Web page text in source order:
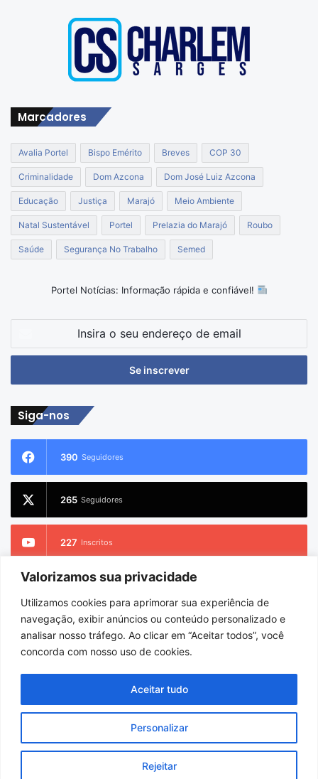
Valorizamos sua privacidade
Utilizamos cookies para aprimorar sua experiência de
navegação, exibir anúncios ou conteúdo personalizado e
analisar nosso tráfego. Ao clicar em “Aceitar todos”, você
concorda com nosso uso de cookies.
Personalizar
Rejeitar
Aceitar tudo
Marcadores
Avalia Portel Bispo Emérito Breves COP 30
Criminalidade Dom Azcona Dom José Luiz Azcona
Educação Justiça Marajó Meio Ambiente
Natal Sustentável Portel Prelazia do Marajó Roubo
Saúde Segurança No Trabalho Semed
Portel Notícias: Informação rápida e confiável!
seu
de
Siga-nos
390 Seguidores
265 Seguidores
227 Inscritos
2.733 Seguidores
© Copyright 2026Charlem Sarges. Todos os direitos reservados |
Hospedado pori9 Digital
Facebook
X YouTube